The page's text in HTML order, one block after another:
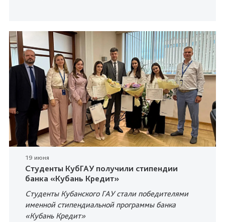
19 июня
Студенты КубГАУ получили стипендии
банка «Кубань Кредит»
Студенты Кубанского ГАУ стали победителями
именной стипендиальной программы банка
«Кубань Кредит»